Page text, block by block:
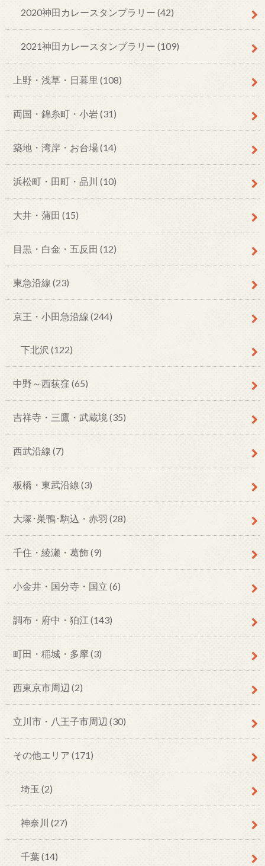
2020神田カレースタンプラリー (42)
2021神田カレースタンプラリー (109)
上野・浅草・日暮里 (108)
両国・錦糸町・小岩(31)
築地・湾岸・お台場(14)
浜松町・田町・品川 (10)
大井・蒲田 (15)
目黒・白金・五反田 (12)
東急沿線 (23)
京王・小田急沿線 (244)
下北沢 (122)
中野～西荻窪 (65)
吉祥寺・三鷹・武蔵境 (35)
西武沿線 (7)
板橋・東武沿線 (3)
大塚･巣鴨･駒込・赤羽 (28)
千住・綾瀬・葛飾(9)
小金井・国分寺・国立 (6)
調布・府中・狛江 (143)
町田・稲城・多摩(3)
西東京市周辺 (2)
立川市・八王子市周辺 (30)
その他エリア (171)
埼玉 (2)
神奈川 (27)
千葉(14)